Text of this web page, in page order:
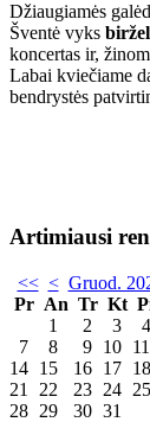
Džiaugiamės
Šventė vyks
koncertas ir,
Labai kviečiame
bendrystės
Artimiausi
<< < Gruod.
Pr An Tr Kt
1
2 3 4
7
8 9 10 11
14 15 16 17 18
21
22 23 24 25
28 29 30 31